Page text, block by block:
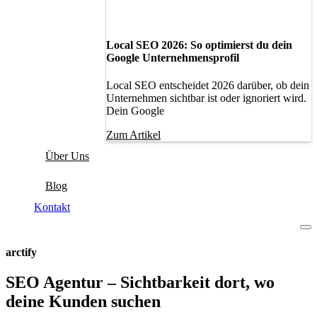
Local SEO 2026: So optimierst du dein
Google Unternehmensprofil
Local SEO entscheidet 2026 darüber, ob dein
Unternehmen sichtbar ist oder ignoriert wird.
Dein Google
Zum Artikel
Über Uns
Blog
Kontakt
arctify
SEO Agentur – Sichtbarkeit dort, wo
deine Kunden suchen